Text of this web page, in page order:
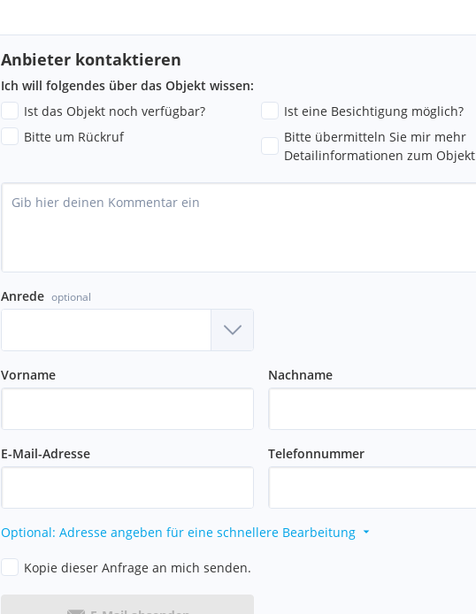
Anbieter kontaktieren
Ich will folgendes über das Objekt wissen:
Ist das Objekt noch verfügbar?
Ist eine Besichtigung möglich?
Bitte um Rückruf
Bitte übermitteln Sie mir mehr
Detailinformationen zum Objekt
Anrede optional
Vorname Nachname
E-Mail-Adresse Telefonnummer
Optional: Adresse angeben für eine schnellere Bearbeitung
Kopie dieser Anfrage an mich senden.